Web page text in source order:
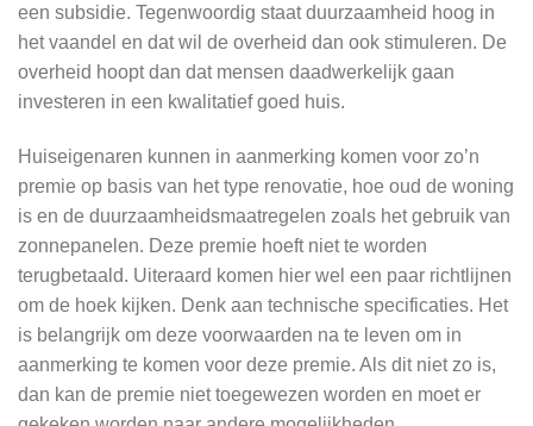
een subsidie. Tegenwoordig staat duurzaamheid hoog in
het vaandel en dat wil de overheid dan ook stimuleren. De
overheid hoopt dan dat mensen daadwerkelijk gaan
investeren in een kwalitatief goed huis.
Huiseigenaren kunnen in aanmerking komen voor zo’n
premie op basis van het type renovatie, hoe oud de woning
is en de duurzaamheidsmaatregelen zoals het gebruik van
zonnepanelen. Deze premie hoeft niet te worden
terugbetaald. Uiteraard komen hier wel een paar richtlijnen
om de hoek kijken. Denk aan technische specificaties. Het
is belangrijk om deze voorwaarden na te leven om in
aanmerking te komen voor deze premie. Als dit niet zo is,
dan kan de premie niet toegewezen worden en moet er